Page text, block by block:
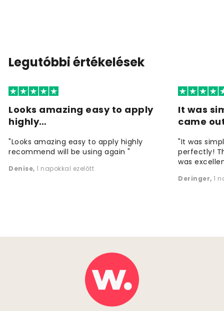
Legutóbbi értékelések
Looks amazing easy to apply
highly…
"Looks amazing easy to apply highly
recommend will be using again "
Denise, 1 napokkal ezelőtt
It was
came
"It was
perfectly!
was
Deringer, 1